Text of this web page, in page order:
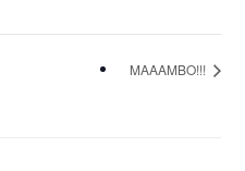
MAAAMBO!!!